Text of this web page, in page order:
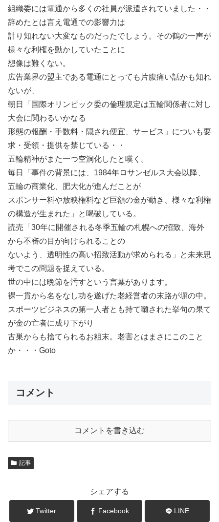
組織委には電通から多くの社員が派遣されていました・・
辞めたとは言え電通での影響力は
計り知れない大変なものだったでしょう。その鶴の一声が
様々な利権を動かしていたことに
想像は難くない。
広告業界の盟主である電通にとっても片腹痛い話かも知れ
ないが、
朝日「国際オリンピック委の倫理規定は五輪関係者に対し
大会に関わるいかなる
形態の報酬・手数料・隠され便宜、サービス」についも要
求・受領・提供を禁じている・・
五輪精神がまた一つ空洞化したと嘆く。
毎日「事件の背景には、1984年ロサンゼルス大会以降、
五輪の商業化、肥大化が進んだことが
スポンサー料や放映権料など巨額の金が動き、様々な利権
の構造が生まれた」と喝破している。
読売「30年に開催される冬季五輪の札幌への招致、海外
から不審の目が向けられることの
ないよう、透明性の高い招致活動が求められる」と未来思
考でこの問題を捉えている。
世の中には晩節を汚すという言葉があります。
裸一貫から名をなし功を遂げた老経営者の末路が塀の中。
スポーツビジネスの第一人者とも持て囃された挙句の果て
が金の亡者に成り下がり
古巣からも捨てられるお粗末。老害とはまさにこのこと
か・・・Goto
コメント
コメントを書き込む
記事
シェアする
Twitter Facebook LINE